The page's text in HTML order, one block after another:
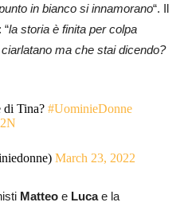
in bianco si innamorano“. Il
“la storia è finita per colpa
ma che stai dicendo?
di Tina?#UominieDonne
March 23, 2022
Matteo e Lucae la